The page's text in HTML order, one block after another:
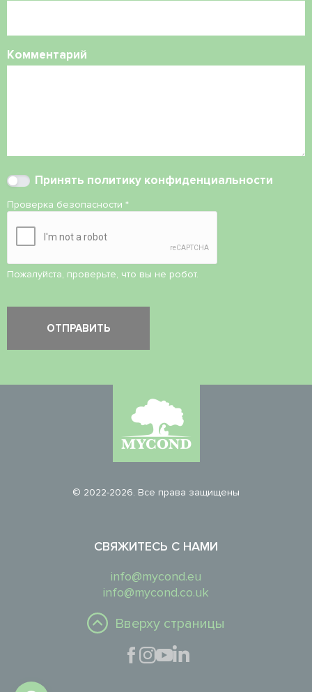
Комментарий
Принять политику конфиденциальности
Проверка безопасности *
Пожалуйста, проверьте, что вы не робот.
© 2022-2026. Все права защищены
СВЯЖИТЕСЬ С НАМИ
info@mycond.eu
info@mycond.co.uk
Вверху страницы